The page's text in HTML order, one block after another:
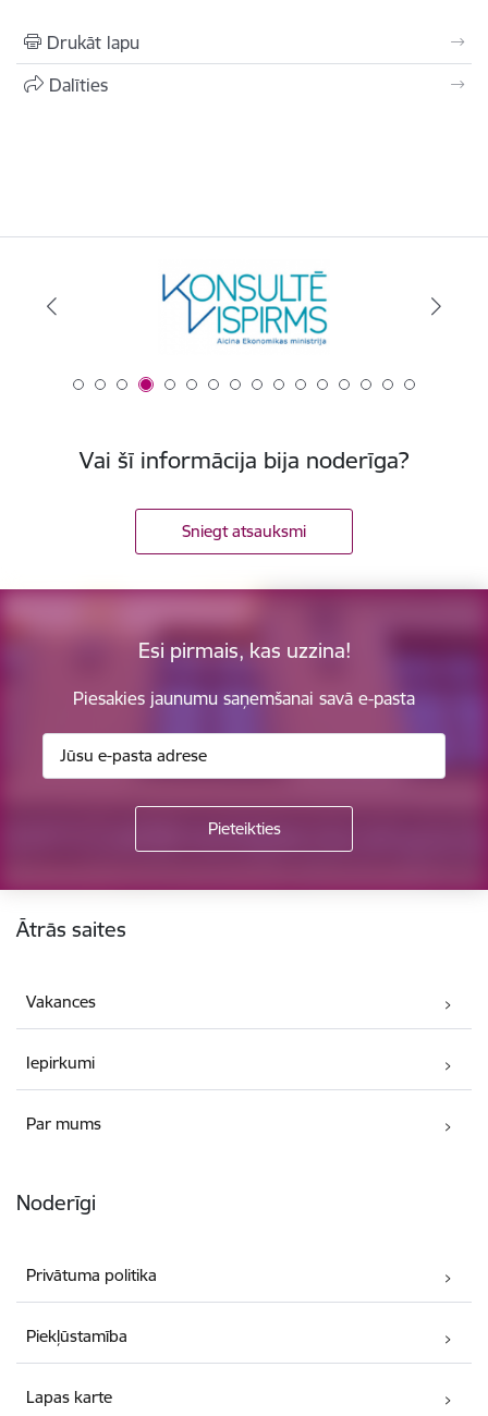
Drukāt lapu
Dalīties
Vai šī informācija bija noderīga?
Sniegt atsauksmi
Esi pirmais, kas uzzina!
Piesakies jaunumu saņemšanai savā e-pasta
Ātrās saites
Vakances
Iepirkumi
Par mums
Noderīgi
Privātuma politika
Piekļūstamība
Lapas karte